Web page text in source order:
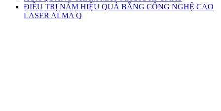
ĐIỀU TRỊ NÁM HIỆU QUẢ BẰNG CÔNG NGHỆ CAO
LASER ALMA Q